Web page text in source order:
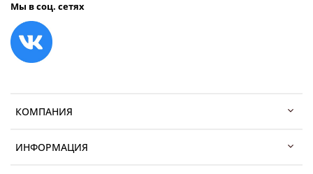
КОМПАНИЯ
ИНФОРМАЦИЯ
Мы в соц. сетях